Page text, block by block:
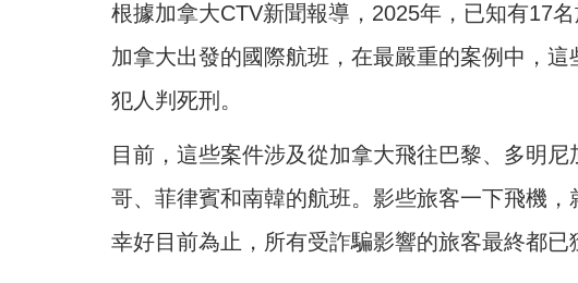
根據加拿大CTV新聞報導，2025年，已知有17
加拿大出發的國際航班，在最嚴重的案例中，
犯人判死刑。
目前，這些案件涉及從加拿大飛往巴黎、多明
哥、菲律賓和南韓的航班。影些旅客一下飛機，
幸好目前為止，所有受詐騙影響的旅客最終都已